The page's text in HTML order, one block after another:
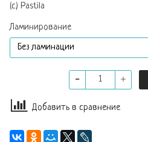
(с) Pastila
Ламинирование
Добавить в сравнение